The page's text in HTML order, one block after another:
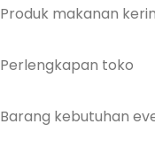
Produk makanan
Perlengkapan toko
Barang kebutuhan